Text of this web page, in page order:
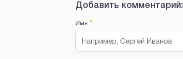
Добавить комментарий:
Имя *